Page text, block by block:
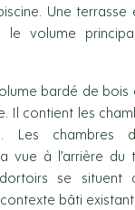
Une terrasse
le volume
bardé de bois
Il contient les
Les chambres
vue à l’arrière du
se situent
bâti existant